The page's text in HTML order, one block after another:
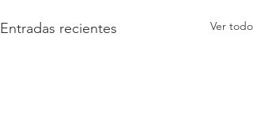
Entradas recientes Ver todo